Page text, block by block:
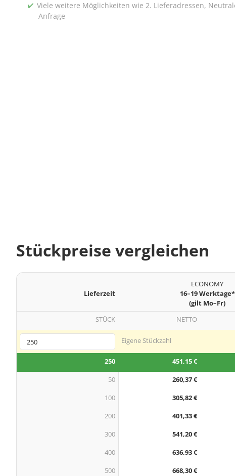
Viele weitere Möglichkeiten wie 2. Lieferadressen,
Anfrage
Stückpreise vergleichen
Lieferzeit
ECONOMY
16–19 Werktage*
(gilt Mo–Fr)
STÜCK
NETTO
Eigene Stückzahl
250 451,15 €
50
260,37 €
100
305,82 €
200
401,33 €
300
541,20 €
400
636,93 €
500
668,30 €